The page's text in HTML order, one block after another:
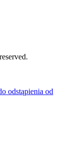
odstąpienia od